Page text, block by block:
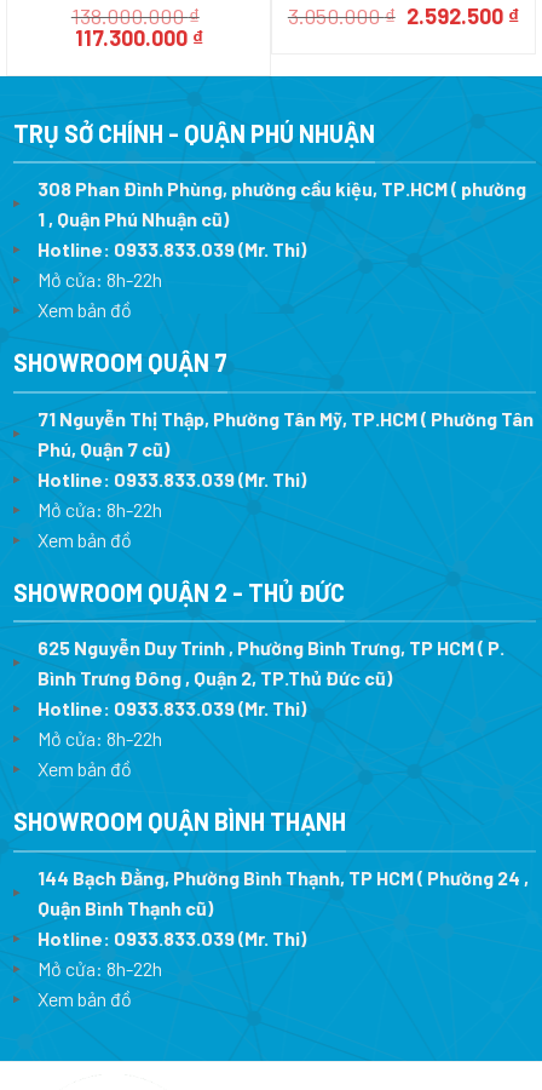
138.000.000₫
Giá
là:
117.300.000 ₫Giá
tại
117.300.000 ₫.
3.050.000₫ Giá
3.050.000 ₫.
2.592.500 ₫
là:
TRỤ SỞ CHÍNH - QUẬN PHÚ NHUẬN
308 Phan Đình Phùng, phường cầu kiệu, TP.HCM ( phường
1 , Quận Phú Nhuận cũ)
Hotline: 0933.833.039(Mr. Thi)
Mở cửa: 8h-22h
Xem bản đồ
SHOWROOM QUẬN 7
71 Nguyễn Thị Thập, Phường Tân Mỹ, TP.HCM ( Phường Tân
Phú, Quận 7 cũ)
Hotline: 0933.833.039(Mr. Thi)
Mở cửa: 8h-22h
Xem bản đồ
SHOWROOM QUẬN 2 - THỦ ĐỨC
625 Nguyễn Duy Trinh , Phường Bình Trưng, TP HCM ( P.
Bình Trưng Đông , Quận 2, TP.Thủ Đức cũ)
Hotline: 0933.833.039(Mr. Thi)
Mở cửa: 8h-22h
Xem bản đồ
SHOWROOM QUẬN BÌNH THẠNH
144 Bạch Đằng, Phường Bình Thạnh, TP HCM ( Phường 24 ,
Quận Bình Thạnh cũ)
Hotline: 0933.833.039(Mr. Thi)
Mở cửa: 8h-22h
Xem bản đồ